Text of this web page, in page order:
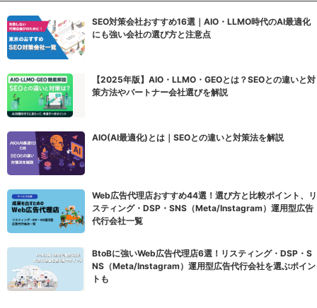
SEO対策会社おすすめ16選｜AIO・LLMO時代のAI最適化
にも強い会社の選び方と注意点
【2025年版】AIO・LLMO・GEOとは？SEOとの違いと対
策方法やパートナー会社選びを解説
AIO(AI最適化)とは｜SEOとの違いと対策法を解説
Web広告代理店おすすめ44選！選び方と比較ポイント、リ
スティング・DSP・SNS（Meta/Instagram）運用型広告
代行会社一覧
BtoBに強いWeb広告代理店6選！リスティング・DSP・S
NS（Meta/Instagram）運用型広告代行会社を選ぶポイン
トも